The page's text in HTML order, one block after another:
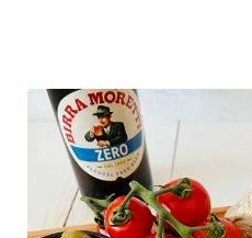
dag
Lees meer over Zet Italië